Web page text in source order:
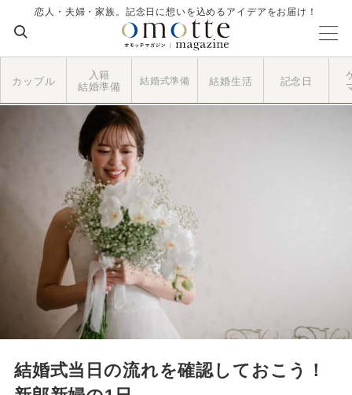
恋人・夫婦・家族。記念日に想いを込めるアイデアをお届け！
カップル
入籍
結婚準備
結婚式準備 結婚生活 記念日
結婚式当日の流れを確認しておこう！